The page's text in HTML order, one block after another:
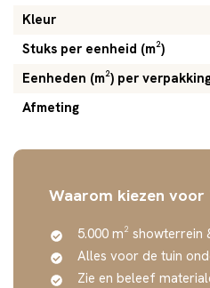
Kleur
Stuks per eenheid (m²)
Eenheden (m²) per
Afmeting
Waarom kiezen voor
5.000 m² showterrein
Alles voor de tuin
Zie en beleef